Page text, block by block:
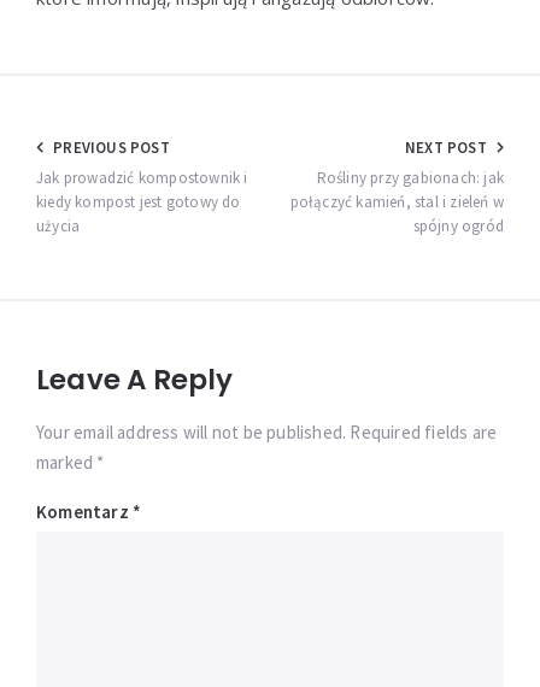
Nawigacja
wpisu
PREVIOUS POST
Jak prowadzić kompostownik i
kiedy kompost jest gotowy do
użycia
NEXT POST
Rośliny przy gabionach: jak
połączyć kamień, stal i zieleń w
spójny ogród
Leave A Reply
Your email address will not be published. Required fields are
marked *
Komentarz *